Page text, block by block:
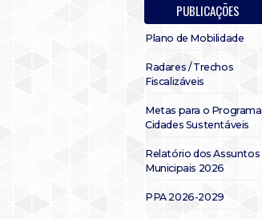
PUBLICAÇÕES
Plano de Mobilidade
Radares / Trechos
Fiscalizáveis
Metas para o Programa
Cidades Sustentáveis
Relatório dos Assuntos
Municipais 2026
PPA 2026-2029